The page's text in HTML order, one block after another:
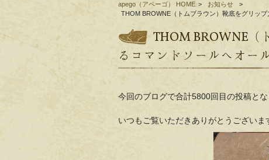
apego（アペーゴ） HOME > お知らせ
>
THOM BROWNE（トムブラウン）靴底をグリッ
THOM BROWNE
るコマンドソールへオー
今回のブログで合計5800回目の投稿とな
いつもご覧いただきありがとうございま